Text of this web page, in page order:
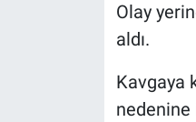
Olay
aldı.
Kavgaya
nedenine